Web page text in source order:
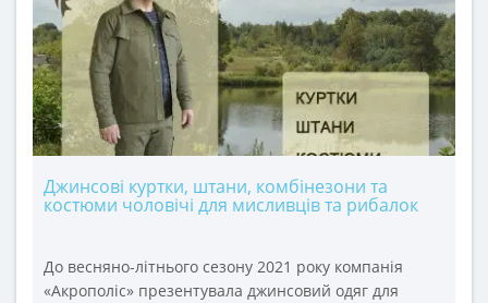
Джинсові куртки, штани, комбінезони та
костюми чоловічі для мисливців та рибалок
До весняно-літнього сезону 2021 року компанія
«Акрополіс» презентувала джинсовий одяг для